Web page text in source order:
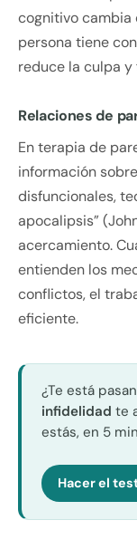
cognitivo cambia
persona tiene
reduce la culpa
Relaciones de
En terapia de
información
disfuncionales,
apocalipsis”
acercamiento.
entienden los
conflictos, el
eficiente.
¿Te está
infidelidad te
estás, en 5
Hacer el